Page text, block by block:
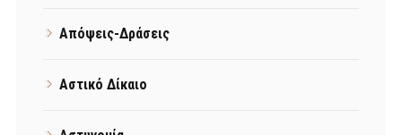
Απόψεις-Δράσεις
Αστικό Δίκαιο